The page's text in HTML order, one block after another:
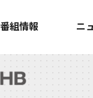
番組情報 ニ